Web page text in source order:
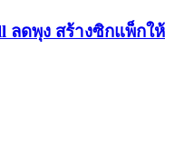
ลดพุง สร้างซิกแพ็กให้